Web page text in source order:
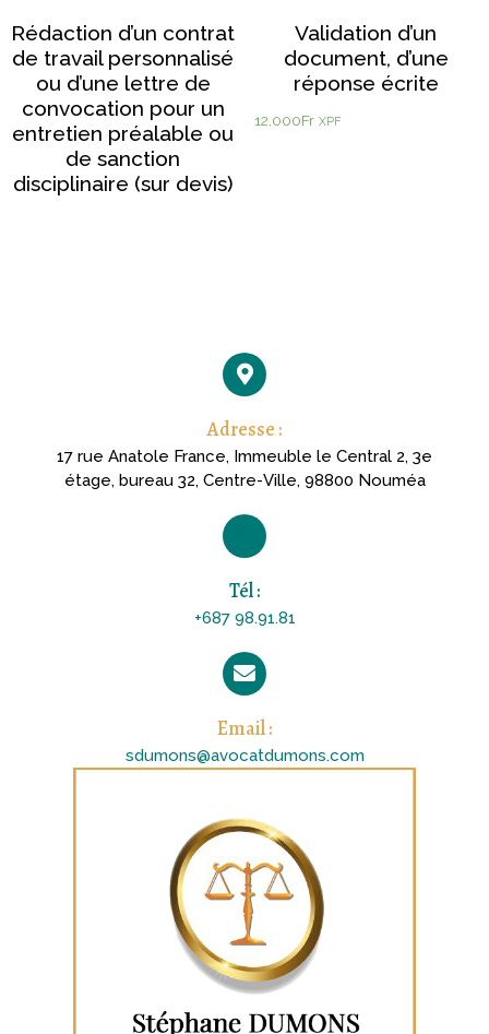
Rédaction d’un contrat
de travail personnalisé
ou d’une lettre de
convocation pour un
entretien préalable ou
de sanction
disciplinaire (sur devis)
Validation d’un
document, d’une
réponse écrite
12,000Fr XPF
Adresse :
17 rue Anatole France, Immeuble le Central 2, 3e
étage, bureau 32, Centre-Ville, 98800 Nouméa
Tél :
+687 98.91.81
Email :
sdumons@avocatdumons.com